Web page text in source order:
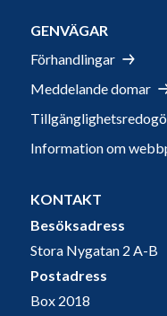
GENVÄGAR
Förhandlingar
Meddelande domar
Information om
KONTAKT
Besöksadress
Stora Nygatan 2 A-B
Postadress
Box 2018